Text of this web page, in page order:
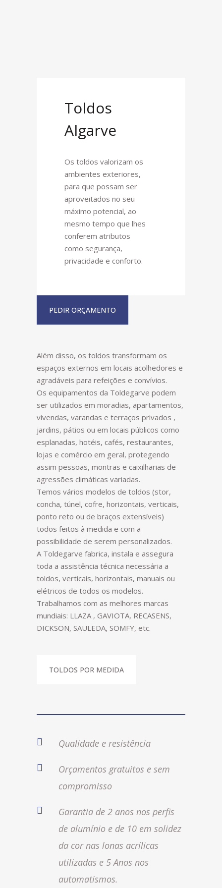
Toldos
Algarve
Os toldos valorizam os
ambientes exteriores,
para que possam ser
aproveitados no seu
máximo potencial, ao
mesmo tempo que lhes
conferem atributos
como segurança,
privacidade e conforto.
PEDIR ORÇAMENTO
Além disso, os toldos transformam os
espaços externos em locais acolhedores e
agradáveis para refeições e convívios.
Os equipamentos da Toldegarve podem
ser utilizados em moradias, apartamentos,
vivendas, varandas e terraços privados ,
jardins, pátios ou em locais públicos como
esplanadas, hotéis, cafés, restaurantes,
lojas e comércio em geral, protegendo
assim pessoas, montras e caixilharias de
agressões climáticas variadas.
Temos vários modelos de toldos (stor,
concha, túnel, cofre, horizontais, verticais,
ponto reto ou de braços extensíveis)
todos feitos à medida e com a
possibilidade de serem personalizados.
A Toldegarve fabrica, instala e assegura
toda a assistência técnica necessária a
toldos, verticais, horizontais, manuais ou
elétricos de todos os modelos.
Trabalhamos com as melhores marcas
mundiais: LLAZA , GAVIOTA, RECASENS,
DICKSON, SAULEDA, SOMFY, etc.
TOLDOS POR MEDIDA
Qualidade e resistência
Orçamentos gratuitos e sem
compromisso
Garantia de 2 anos nos perfis
de alumínio e de 10 em solidez
da cor nas lonas acrílicas
utilizadas e 5 Anos nos
automatismos.